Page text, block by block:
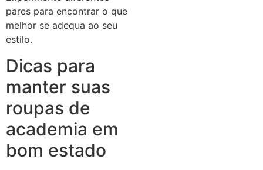
pares para encontrar o que
melhor se adequa ao seu
estilo.
Dicas para
manter suas
roupas de
academia em
bom estado